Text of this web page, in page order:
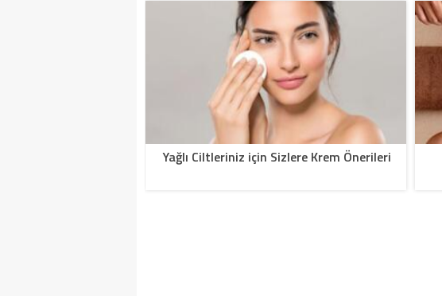
Yağlı Ciltleriniz için Sizlere Krem Önerileri